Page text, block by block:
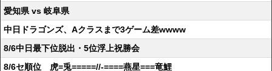
愛知県 vs 岐阜県
中日ドラゴンズ、Aクラスまで3ゲーム差wwww
8/6中日最下位脱出・5位浮上祝勝会
8/6セ順位 虎=兎=====//-====燕星===竜鯉